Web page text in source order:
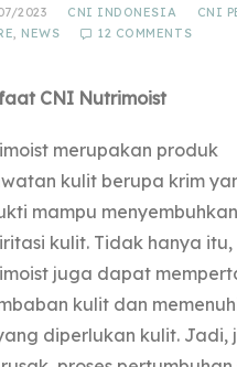
2023 CNI INDONESIA
CNI
, NEWS 12 COMMENTS
CNI Nutrimoist
merupakan produk
kulit berupa krim
mampu
kulit. Tidak hanya itu,
juga dapat
kulit dan
diperlukan kulit. Jadi,